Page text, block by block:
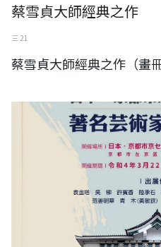
蔡雪貞大師經典之作
三 21
蔡雪貞大師經典之作（畫
2022 (彩り豊かな芸術家たち)著名藝